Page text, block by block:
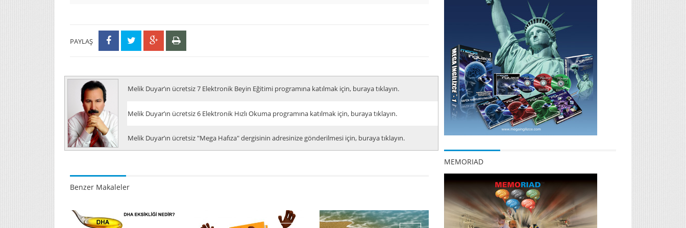
PAYLAŞ
Melik Duyar’ın ücretsiz 7 Elektronik Beyin Eğitimi programına katılmak için, buraya tıklayın.
Melik Duyar’ın ücretsiz 6 Elektronik Hızlı Okuma programına katılmak için, buraya tıklayın.
Melik Duyar’ın ücretsiz "Mega Hafıza" dergisinin adresinize gönderilmesi için, buraya tıklayın.
Benzer Makaleler
MEMORIAD